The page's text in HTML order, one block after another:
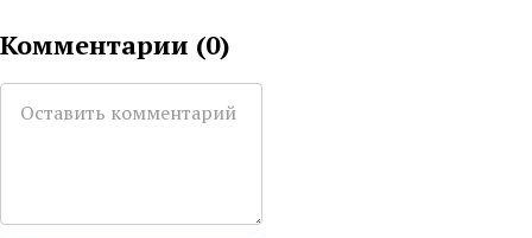
Комментарии (0)